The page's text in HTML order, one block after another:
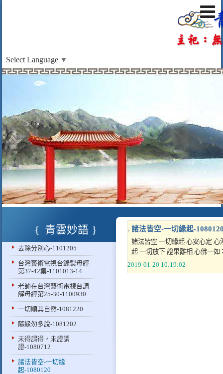
Select Language ▼
青雲妙語
去除分別心-1101205
台灣藝術電視台錄製母經
第37-42集-1101013-14
老師在台灣藝術電視台講
解母經第25-30-1100930
一切順其自然-1081220
隨緣勿多說-1081202
未得謂得，未證謂
證-1080712
諸法皆空-一切緣
起-1080120
諸法皆空-一切緣起-
諸法皆空 一切緣起 心安心定
起 一切放下 證果離相 心佛一如
2019-01-20 10:19:02